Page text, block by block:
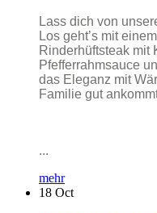
Lass dich von
Los geht’s mit
Rinderhüftsteak mit
Pfefferrahmsauce
das Eleganz mit
Familie gut
...
mehr
18 Oct